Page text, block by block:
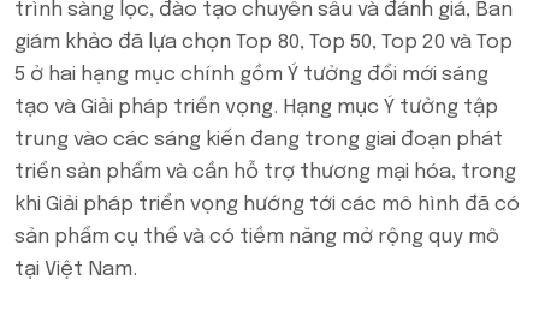
trình sàng lọc, đào tạo chuyên sâu và đánh giá, Ban
giám khảo đã lựa chọn Top 80, Top 50, Top 20 và Top
5 ở hai hạng mục chính gồm Ý tưởng đổi mới sáng
tạo và Giải pháp triển vọng. Hạng mục Ý tưởng tập
trung vào các sáng kiến đang trong giai đoạn phát
triển sản phẩm và cần hỗ trợ thương mại hóa, trong
khi Giải pháp triển vọng hướng tới các mô hình đã có
sản phẩm cụ thể và có tiềm năng mở rộng quy mô
tại Việt Nam.